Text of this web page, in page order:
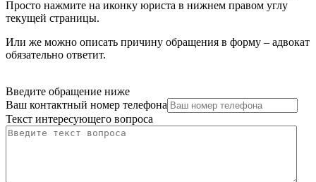
Просто нажмите на иконку юриста в нижнем правом углу
текущей страницы.
Или же можно описать причину обращения в форму – адвокат
обязательно ответит.
Введите обращение ниже
Ваш контактный номер телефона
Текст интересующего вопроса